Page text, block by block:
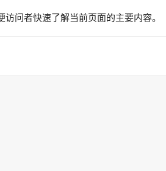
问者快速了解当前页面的主要内容。